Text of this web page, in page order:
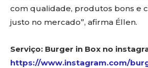
com qualidade, produtos bons e
justo no mercado”, afirma Éllen.
Serviço: Burger in Box no
https://www.instagram.com/